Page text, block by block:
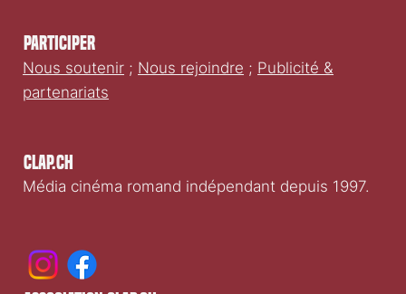
Clap.ch
Média cinéma romand indépendant depuis 1997.
Participer
Nous soutenir ; Nous rejoindre ; Publicité &
partenariats